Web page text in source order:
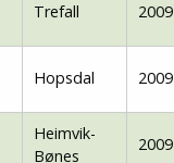
Trefall 2009
Hopsdal 2009
Heimvik-
Bønes
2009